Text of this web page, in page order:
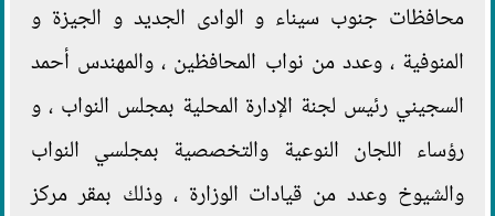
محافظات جنوب سيناء و الوادى الجديد و الجيزة و
المنوفية ، وعدد من نواب المحافظين ، والمهندس أحمد
السجيني رئيس لجنة الإدارة المحلية بمجلس النواب ، و
رؤساء اللجان النوعية والتخصصية بمجلسي النواب
والشيوخ وعدد من قيادات الوزارة ، وذلك بمقر مركز